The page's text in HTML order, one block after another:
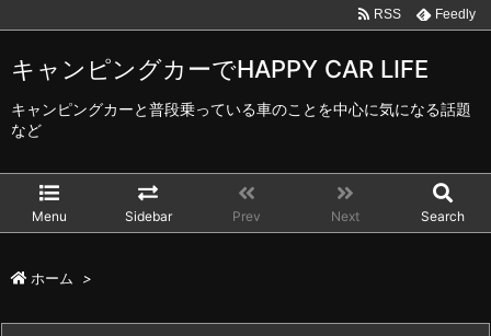
キャンピングカーでHAPPY CAR LIFE
キャンピングカーと普段乗っている車のことを中心に気になる話題
など
Menu Sidebar Prev Next Search
RSS Feedly
ホーム >